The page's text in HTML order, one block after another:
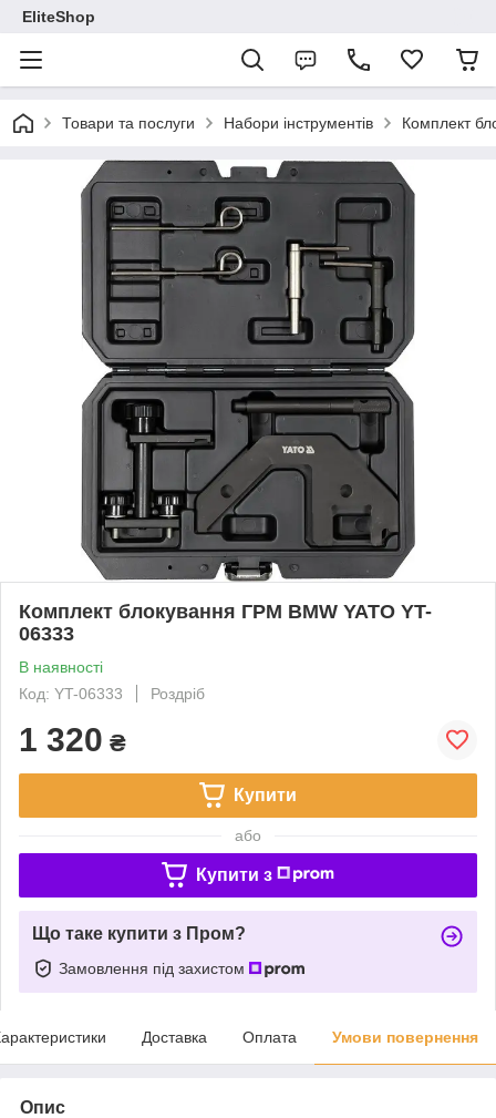
EliteShop
Товари та послуги Набори інструментів Комплект
Комплект блокування ГРМ BMW YATO YT-
06333
В наявності
Код: YT-06333
Роздріб
1 320 ₴
Купити
або
Купити з
Що таке купити з Пром?
Замовлення під захистом
Доставка Оплата Умови повернення
Опис